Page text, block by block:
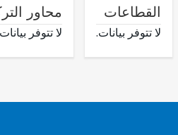
بيانات.
محاور التركيز
لا تتوفر بيانات.